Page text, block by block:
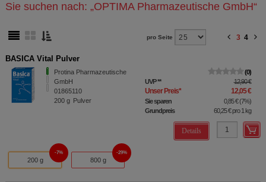
Sie suchen nach: „OPTIMA Pharmazeutische GmbH“
pro Seite 3 4
BASICA Vital Pulver
Protina Pharmazeutische
GmbH
01865110
200 g Pulver
0
UVP** 12,90 €
Unser Preis* 12,05 €
Sie sparen 0,85 €(7%)
Grundpreis
60,25 €pro 1 kg
Details
200 g
7%
800 g
29%